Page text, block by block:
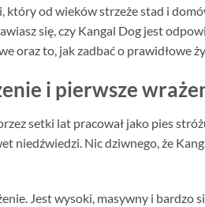
który od wieków strzeże stad i
się, czy Kangal Dog jest
oraz to, jak zadbać o prawidłowe
i pierwsze
setki lat pracował jako pies
niedźwiedzi. Nic dziwnego, że
Jest wysoki, masywny i bardzo